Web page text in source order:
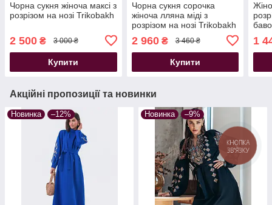
Чорна сукня жіноча максі з
розрізом на нозі Trikobakh
2 500 ₴ 3 000 ₴
Купити
Чорна сукня сорочка
жіноча лляна міді з
розрізом на нозі Trikobakh
2 960₴ 3 460 ₴
Купити
1
Акційні пропозиції та новинки
Новинка –12% Новинка –9%